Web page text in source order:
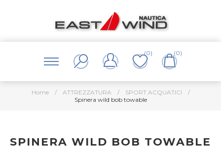
(0) (0)
Home / ATTREZZATURA / SPORT ACQUATICI
/
Spinera wild bob towable
SPINERA WILD BOB TOWABLE